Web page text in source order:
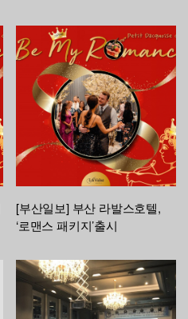
[부산일보] 부산 라발스호텔,
‘로맨스 패키지’출시